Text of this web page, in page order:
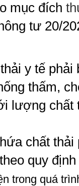
mục đích
tư 20/
y tế
thấm,
lượng
chất
quy định
trong quá